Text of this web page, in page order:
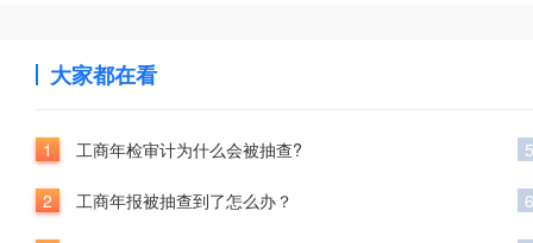
大家都在看
1 工商年检审计为什么会被抽查?
2 工商年报被抽查到了怎么办？
5
6